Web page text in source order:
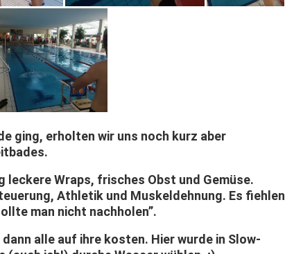
ging, erholten wir uns noch kurz aber
leckere Wraps, frisches Obst und Gemüse.
Athletik und Muskeldehnung. Es fiehlen
man nicht nachholen”.
alle auf ihre kosten. Hier wurde in Slow-